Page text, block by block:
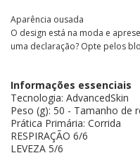
Aparência ousada
O design está na moda e
uma declaração? Opte pelos
Informações essenciais
Tecnologia: AdvancedSkin
Peso (g): 50 - Tamanho de
Prática Primária: Corrida
RESPIRAÇÃO 6/6
LEVEZA 5/6